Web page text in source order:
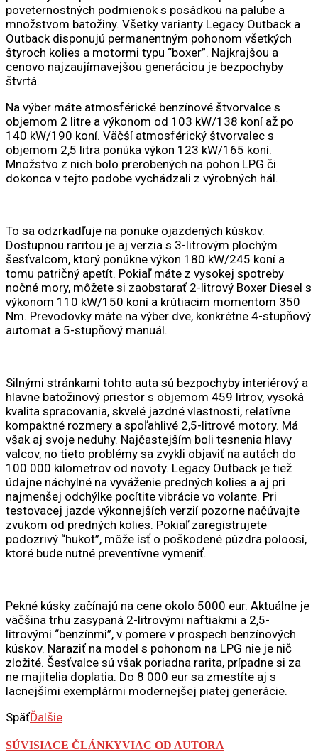
poveternostných podmienok s posádkou na palube a
množstvom batožiny. Všetky varianty Legacy Outback a
Outback disponujú permanentným pohonom všetkých
štyroch kolies a motormi typu “boxer”. Najkrajšou a
cenovo najzaujímavejšou generáciou je bezpochyby
štvrtá.
Na výber máte atmosférické benzínové štvorvalce s
objemom 2 litre a výkonom od 103 kW/138 koní až po
140 kW/190 koní. Väčší atmosférický štvorvalec s
objemom 2,5 litra ponúka výkon 123 kW/165 koní.
Množstvo z nich bolo prerobených na pohon LPG či
dokonca v tejto podobe vychádzali z výrobných hál.
To sa odzrkadľuje na ponuke ojazdených kúskov.
Dostupnou raritou je aj verzia s 3-litrovým plochým
šesťvalcom, ktorý ponúkne výkon 180 kW/245 koní a
tomu patričný apetít. Pokiaľ máte z vysokej spotreby
nočné mory, môžete si zaobstarať 2-litrový Boxer Diesel s
výkonom 110 kW/150 koní a krútiacim momentom 350
Nm. Prevodovky máte na výber dve, konkrétne 4-stupňový
automat a 5-stupňový manuál.
Silnými stránkami tohto auta sú bezpochyby interiérový a
hlavne batožinový priestor s objemom 459 litrov, vysoká
kvalita spracovania, skvelé jazdné vlastnosti, relatívne
kompaktné rozmery a spoľahlivé 2,5-litrové motory. Má
však aj svoje neduhy. Najčastejším boli tesnenia hlavy
valcov, no tieto problémy sa zvykli objaviť na autách do
100 000 kilometrov od novoty. Legacy Outback je tiež
údajne náchylné na vyváženie predných kolies a aj pri
najmenšej odchýlke pocítite vibrácie vo volante. Pri
testovacej jazde výkonnejších verzií pozorne načúvajte
zvukom od predných kolies. Pokiaľ zaregistrujete
podozrivý “hukot”, môže ísť o poškodené púzdra poloosí,
ktoré bude nutné preventívne vymeniť.
Pekné kúsky začínajú na cene okolo 5000 eur. Aktuálne je
väčšina trhu zasypaná 2-litrovými naftiakmi a 2,5-
litrovými “benzínmi”, v pomere v prospech benzínových
kúskov. Naraziť na model s pohonom na LPG nie je nič
zložité. Šesťvalce sú však poriadna rarita, prípadne si za
ne majitelia doplatia. Do 8 000 eur sa zmestíte aj s
lacnejšími exemplármi modernejšej piatej generácie.
SpäťĎalšie
SÚVISIACE ČLÁNKYVIAC OD AUTORA